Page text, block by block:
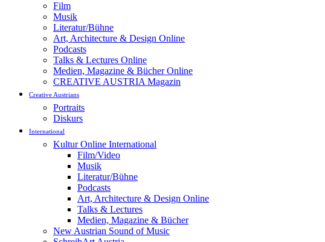
Film
Musik
Literatur/Bühne
Art, Architecture & Design Online
Podcasts
Talks & Lectures Online
Medien, Magazine & Bücher Online
CREATIVE AUSTRIA Magazin
Creative Austrians
Portraits
Diskurs
International
Kultur Online International
Film/Video
Musik
Literatur/Bühne
Podcasts
Art, Architecture & Design Online
Talks & Lectures
Medien, Magazine & Bücher
New Austrian Sound of Music